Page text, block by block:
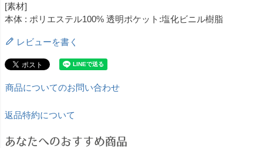
[素材]
本体 : ポリエステル100% 透明ポケット:塩化ビニル樹脂
レビューを書く
商品についてのお問い合わせ
返品特約について
あなたへのおすすめ商品